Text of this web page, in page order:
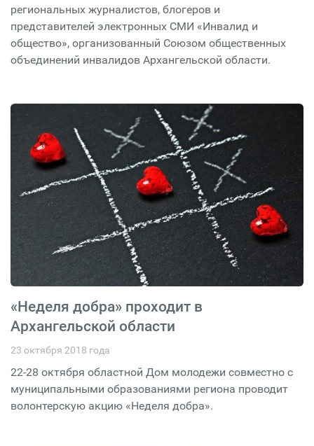
региональных журналистов, блогеров и
представителей электронных СМИ «Инвалид и
общество», организованный Союзом общественных
объединений инвалидов Архангельской области.
«Неделя добра» проходит в
Архангельской области
23 октября 2018 года
22-28 октября областной Дом молодежи совместно с
муниципальными образованиями региона проводит
волонтерскую акцию «Неделя добра».